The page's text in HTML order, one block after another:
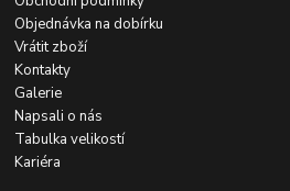
Objednávka na dobírku
Vrátit zboží
Kontakty
Galerie
Napsali o nás
Tabulka velikostí
Kariéra